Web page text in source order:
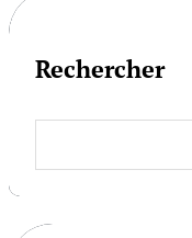
Rechercher
a
h